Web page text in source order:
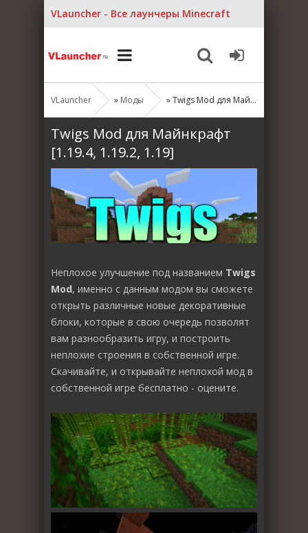
VLauncher - Все лаунчеры Minecraft
VLauncher » Моды » Twigs Mod для Майнкрафт [1.19.4, 1.19.2, 1.19]
Twigs Mod для Майнкрафт
[1.19.4, 1.19.2, 1.19]
Неплохое улучшение под названием Twigs
Mod, именно с данным модом вы сможете
открыть различные новые декоративные
блоки, которые в свою очередь позволят
вам разнообразить игру, и построить
неплохие строения в собственной игре.
Скачивайте, и открывайте неплохой мод в
собственной игре бесплатно - оцените.